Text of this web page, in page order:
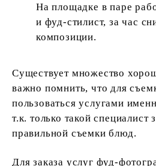
На площадке в паре
и фуд-стилист, за час
композиции.
Существует множество
важно помнить, что для
пользоваться услугами
т.к. только такой специалист
правильной съемки блюд.
Для заказа услуг фуд-